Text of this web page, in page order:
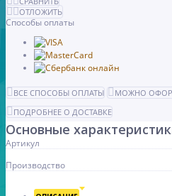
ОТЛОЖИТЬ
Способы оплаты
ВСЕ СПОСОБЫ ОПЛАТЫ
МОЖНО
ПОДРОБНЕЕ О ДОСТАВКЕ
Основные
Артикул
Производство